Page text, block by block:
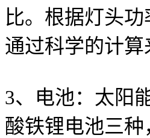
比。根据灯头
通过科学的计算
3、电池：太阳
酸铁锂电池三